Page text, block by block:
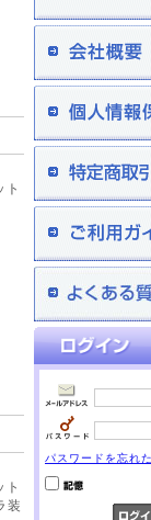
ト
ト
装
パスワードを忘れ